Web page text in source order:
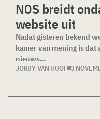
NOS breidt
website uit
Nadat gisteren bekend
kamer van mening is dat
nieuws...
JORDY VAN HOOF 3